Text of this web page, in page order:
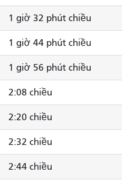
1 giờ 32 phút chiều
1 giờ 44 phút chiều
1 giờ 56 phút chiều
2:08 chiều
2:20 chiều
2:32 chiều
2:44 chiều